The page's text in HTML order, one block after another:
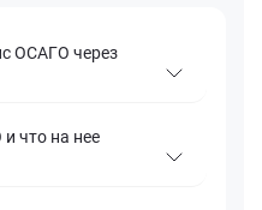
ОСАГО через
что на нее